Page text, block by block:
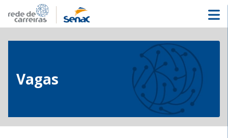
Vagas